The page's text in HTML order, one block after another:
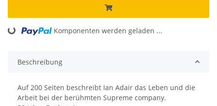
Loading... Komponenten werden geladen ...
Beschreibung
Auf 200 Seiten beschreibt Ian Adair das Leben und die
Arbeit bei der berühmten Supreme company.